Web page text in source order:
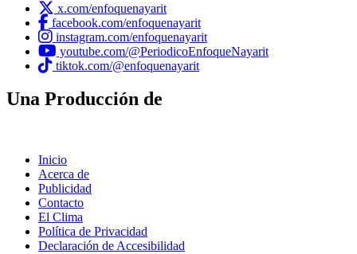
x.com/enfoquenayarit
facebook.com/enfoquenayarit
instagram.com/enfoquenayarit
youtube.com/@PeriodicoEnfoqueNayarit
tiktok.com/@enfoquenayarit
Una Producción de
Inicio
Acerca de
Publicidad
Contacto
El Clima
Política de Privacidad
Declaración de Accesibilidad